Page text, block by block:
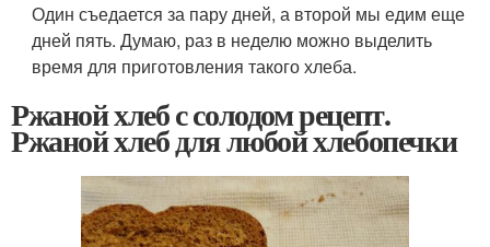
Один съедается за пару дней, а второй мы едим еще
дней пять. Думаю, раз в неделю можно выделить
время для приготовления такого хлеба.
Ржаной хлеб с солодом рецепт.
Ржаной хлеб для любой хлебопечки